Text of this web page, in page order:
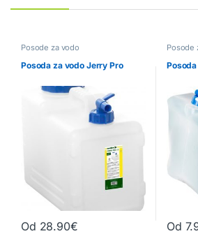
Posode za vodo
Posoda za vodo Jerry Pro
Od 28.90€
Posode
Od